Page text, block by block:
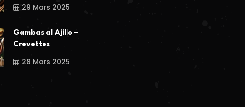
29 Mars 2025
Gambas al Ajillo –
Crevettes
28 Mars 2025